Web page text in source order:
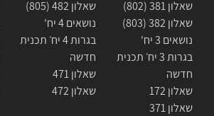
שאלון 381 (802)
שאלון 382 (803)
נושאים 3 יח'
בגרות 3 יח׳ תכנית
חדשה
שאלון 172
שאלון 371
שאלון 482 (805)
נושאים 4 יח'
בגרות 4 יח׳ תכנית
חדשה
שאלון 471
שאלון 472